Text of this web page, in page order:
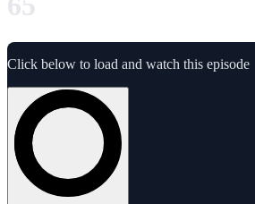
Click below to load and watch this episode